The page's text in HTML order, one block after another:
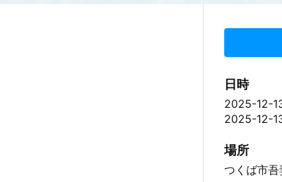
日時
2025-12-
2025-12-
場所
つくば市